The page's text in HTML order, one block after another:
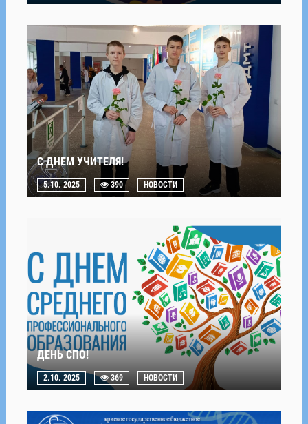
С ДНЕМ УЧИТЕЛЯ!
5.10. 2025 390 НОВОСТИ
ДЕНЬ СПО!
2.10. 2025 369 НОВОСТИ